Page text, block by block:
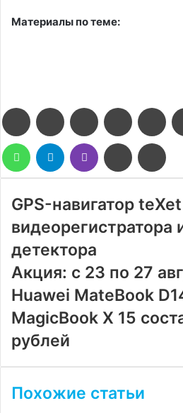
Материалы по теме:
FacebookTwitter LinkedIn Pinterest
WhatsAppTelegram Viber
Поделиться
через
GPS-навигатор
видеорегистратора
детектора
Акция: с 23 по 27
Huawei MateBook
MagicBook X 15
рублей
Похожие статьи